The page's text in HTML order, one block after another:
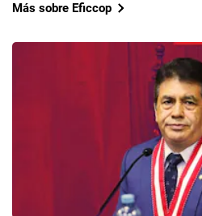
Más sobre Eficcop